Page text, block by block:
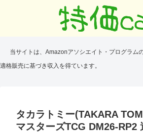
当サイトは、Amazonアソシエイト・プログラム
適格販売に基づき収入を得ています。
タカラトミー(TAKARA
マスターズTCG DM26-RP2